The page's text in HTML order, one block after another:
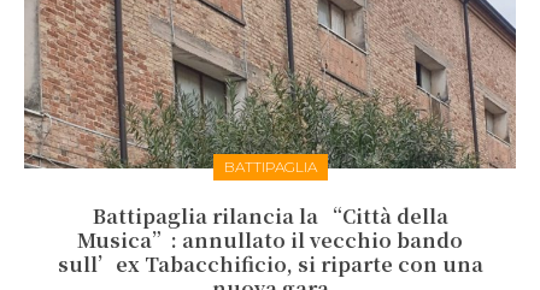
BATTIPAGLIA
Battipaglia rilancia la “Città della
Musica”: annullato il vecchio bando
sull’ex Tabacchificio, si riparte con una